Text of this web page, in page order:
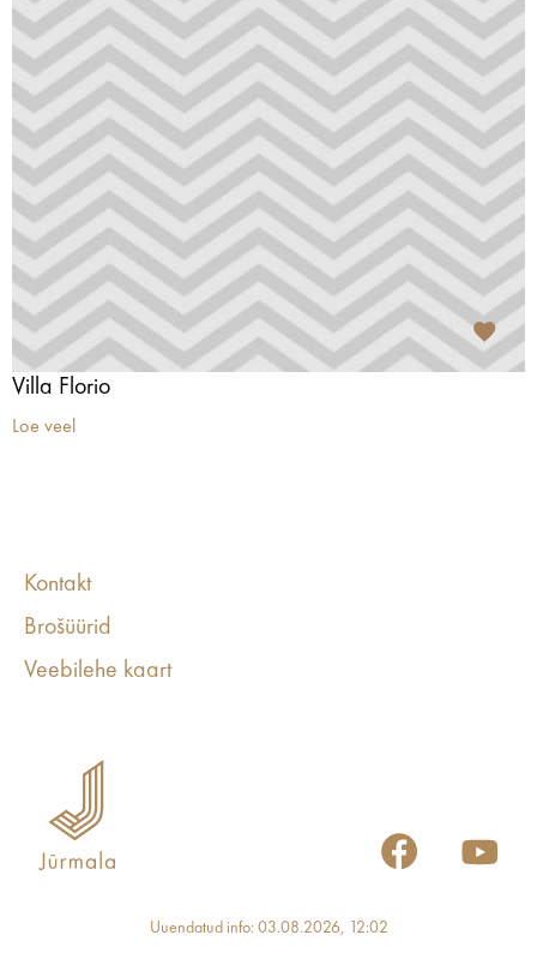
Villa Florio
Loe veel
Kontakt
Brošüürid
Veebilehe kaart
Uuendatud info: 03.08.2026, 12:02